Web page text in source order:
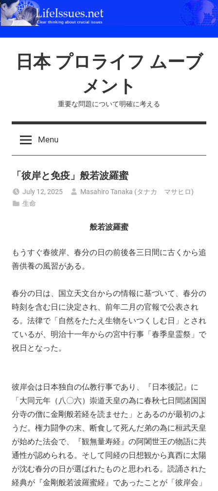
Skip
to
日本 プロライフ ムーブ
メント
重要な問題について明確に考える
Menu
「彼岸と免疫」般若波羅蜜
July 12, 2025
Masahiro Tanaka (タナカ マサヒロ)
生命
般若波羅蜜
もうすぐ春彼岸、春分の日の前後各三日間に古くから追
善供養の風習がある。
春分の日は、国立天文台からの情報に基づいて、春分の
時刻を含む日に決定され、前年二月の官報で公表され
る。法律で「自然をたたえ生物をいつくしむ日」とされ
ているが、明治十一年からの宮中行事「春季皇霊祭」で
祝日となった。
彼岸会は日本独自の仏教行事であり、『日本後記』に
「大同元年（八〇六）崇道天皇の為に春秋七日間諸国国
分寺の僧に金剛般若経を読ませた」とあるのが最初のよ
うだ。権力闘争の末、断食して死んだ弟の為に桓武天皇
が始めた法会で、『観無量寿経』の阿闍世王の物語に共
通性が認められる。そして同経の日想観から真西に太陽
が沈む春分の日が選ばれたものと思われる。読誦された
経典が『金剛般若波羅蜜経』であったことが「彼岸会」